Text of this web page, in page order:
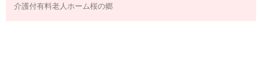
介護付有料老人ホーム桜の郷